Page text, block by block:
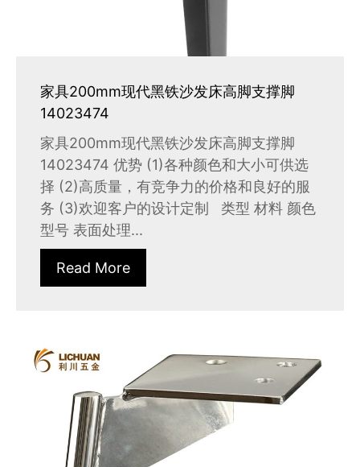
家具200mm现代黑铁沙发床高脚支撑脚
14023474
家具200mm现代黑铁沙发床高脚支撑脚
14023474 优势 (1)各种颜色和大小可供选
择 (2)高质量，有竞争力的价格和良好的服
务 (3)欢迎客户的设计定制 类型 材料 颜色
型号 表面处理...
Read More